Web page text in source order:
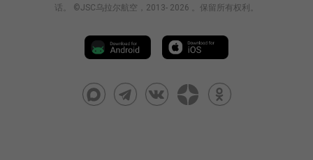
话。 ©JSC乌拉尔航空，2013- 2026 。保留所有权利。